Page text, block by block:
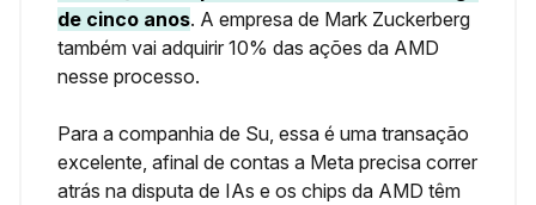
de cinco anos. A empresa de Mark Zuckerberg
também vai adquirir 10% das ações da AMD
nesse processo.
Para a companhia de Su, essa é uma transação
excelente, afinal de contas a Meta precisa correr
atrás na disputa de IAs e os chips da AMD têm